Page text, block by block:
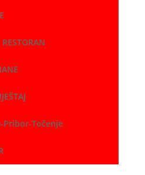
Pribor-Točenje